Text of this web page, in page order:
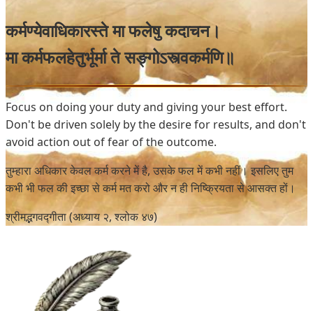
कर्मण्येवाधिकारस्ते मा फलेषु कदाचन।
मा कर्मफलहेतुर्भूर्मा ते सङ्गोऽस्त्वकर्मणि॥
Focus on doing your duty and giving your best effort.
Don't be driven solely by the desire for results, and don't
avoid action out of fear of the outcome.
तुम्हारा अधिकार केवल कर्म करने में है, उसके फल में कभी नहीं। इसलिए तुम
कभी भी फल की इच्छा से कर्म मत करो और न ही निष्क्रियता से आसक्त हों।
श्रीमद्भगवद्गीता (अध्याय २, श्लोक ४७)